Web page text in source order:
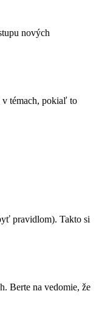
nových
v témach, pokiaľ to
pravidlom). Takto si
Berte na vedomie, že